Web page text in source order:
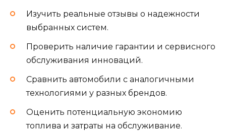
Изучить реальные отзывы о надежности
выбранных систем.
Проверить наличие гарантии и сервисного
обслуживания инноваций.
Сравнить автомобили с аналогичными
технологиями у разных брендов.
Оценить потенциальную экономию
топлива и затраты на обслуживание.